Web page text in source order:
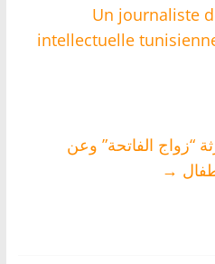
Un journaliste
intellectuelle
“زواج الفاتحة” وعن
→